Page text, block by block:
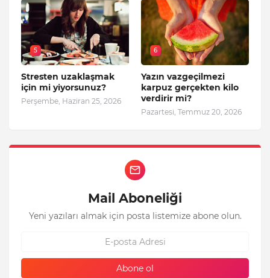
5
Stresten uzaklaşmak
için mi yiyorsunuz?
Perşembe, Haziran 25, 2026
6
Yazın vazgeçilmezi
karpuz gerçekten kilo
verdirir mi?
Pazartesi, Temmuz 20, 2026
Mail Aboneliği
Yeni yazıları almak için posta listemize abone olun.